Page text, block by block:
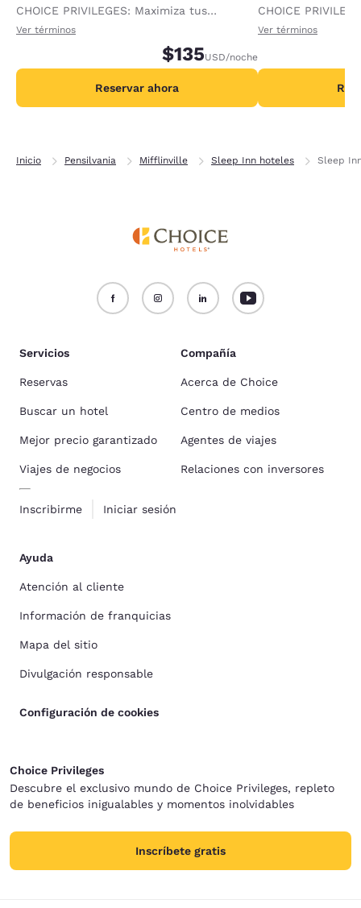
CHOICE PRIVILEGES: Maximiza tus
recompensas al recibir 1000 puntos
Ver términos
$135USD/noche
Reservar ahora
CHOICE
recompensas al
Ver términos
Inicio Pensilvania Mifflinville Sleep Inn hoteles Sleep
Servicios
Reservas
Buscar un hotel
Mejor precio garantizado
Viajes de negocios
Inscribirme Iniciar sesión
Compañía
Acerca de Choice
Centro de medios
Agentes de viajes
Relaciones con inversores
Ayuda
Atención al cliente
Información de franquicias
Mapa del sitio
Divulgación responsable
Configuración de cookies
Choice Privileges
Descubre el exclusivo mundo de Choice Privileges, repleto
de beneficios inigualables y momentos inolvidables
Inscríbete gratis